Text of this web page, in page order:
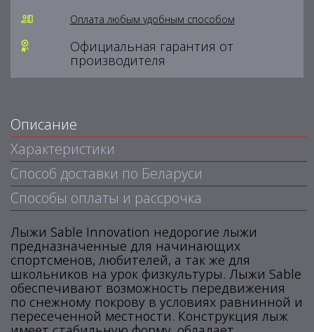
Оплата любым удобным способом
Официальная гарантия от
производителя
Описание
Характеристики
Способ доставки по Беларуси
Способы оплаты и рассрочка
Лыжи Sable Innovation недорогие лыжи
предназначенные для начинающих
спортсменов, любителей, а так же для
школьников на урок физкультуры. Лыжи Sable
обеспечивают возможность передвижения
по снежному покрову в условиях равнинной и
пересеченной местности. Конструкция лыж